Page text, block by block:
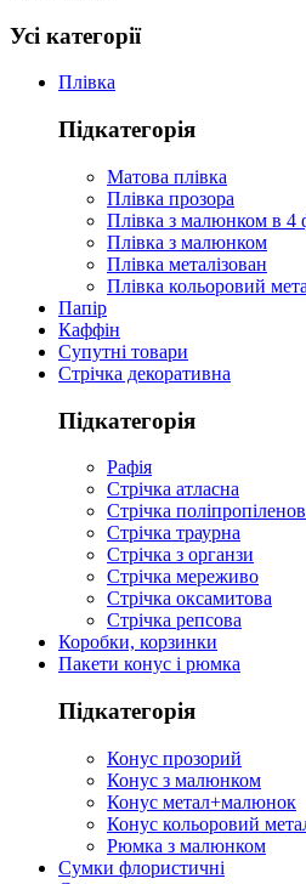
Усі категорії
Плівка
Підкатегорія
Матова плівка
Плівка прозора
Плівка з малюнком в 4
Плівка з малюнком
Плівка металізован
Плівка кольоровий
Папір
Каффін
Супутні товари
Стрічка декоративна
Підкатегорія
Рафія
Стрічка атласна
Стрічка
Стрічка траурна
Стрічка з органзи
Стрічка мереживо
Стрічка оксамитова
Стрічка репсова
Коробки, корзинки
Пакети конус і рюмка
Підкатегорія
Конус прозорий
Конус з малюнком
Конус метал+малюнок
Конус кольоровий
Рюмка з малюнком
Сумки флористичні